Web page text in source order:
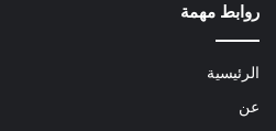
روابط مهمة
الرئيسية
عن